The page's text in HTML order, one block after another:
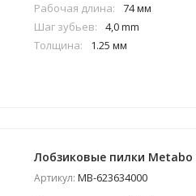
Рабочая длина:
74 мм
Шаг зубьев:
4,0 mm
Толщина:
1.25 мм
Лобзиковые пилки Metabo
Артикул: MB-623634000